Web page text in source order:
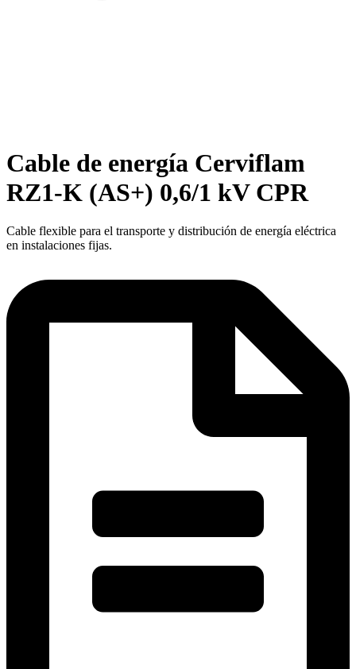
Cable de energía Cerviflam
RZ1-K (AS+) 0,6/1 kV CPR
Cable flexible para el transporte y distribución de energí­a eléctrica
en instalaciones fijas.